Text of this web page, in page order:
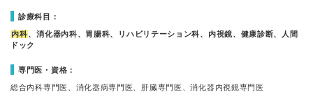
診療科目：
内科、消化器内科、胃腸科、リハビリテーション科、内視鏡、健康診断、人間
ドック
専門医・資格：
総合内科専門医、消化器病専門医、肝臓専門医、消化器内視鏡専門医